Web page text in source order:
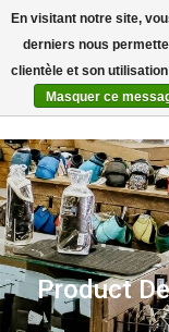
Product
En visitant notre site,
derniers nous
clientèle et son
Masquer ce